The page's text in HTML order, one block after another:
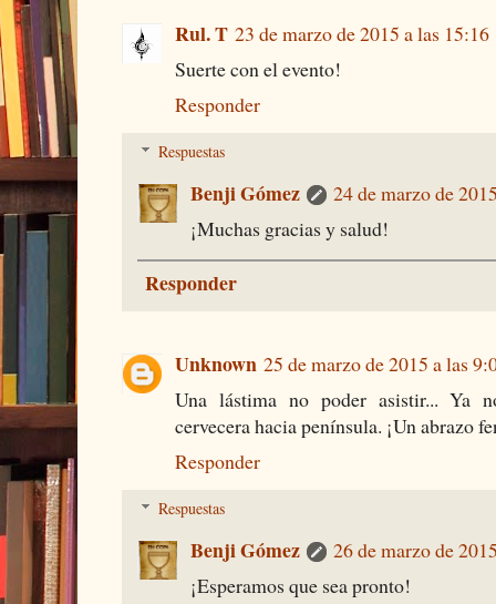
Rul. T 23 de marzo de 2015 a las 15:16
Suerte con el evento!
Responder
Respuestas
Benji Gómez
24 de marzo de
¡Muchas gracias y salud!
Responder
Unknown 25 de marzo de 2015 a las
Una lástima no poder asistir... Ya
cervecera hacia península. ¡Un abrazo
Responder
Respuestas
Benji Gómez
26 de marzo de
¡Esperamos que sea pronto!